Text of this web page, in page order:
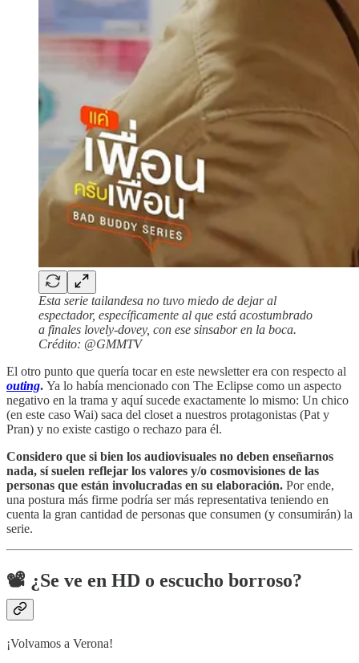
Esta serie tailandesa no tuvo miedo de dejar al
espectador, específicamente al que está acostumbrado
a finales lovely-dovey, con ese sinsabor en la boca.
Crédito: @GMMTV
El otro punto que quería tocar en este newsletter era con respecto al
outing. Ya lo había mencionado con The Eclipse como un aspecto
negativo en la trama y aquí sucede exactamente lo mismo: Un chico
(en este caso Wai) saca del closet a nuestros protagonistas (Pat y
Pran) y no existe castigo o rechazo para él.
Considero que si bien los audiovisuales no deben enseñarnos
nada, sí suelen reflejar los valores y/o cosmovisiones de las
personas que están involucradas en su elaboración. Por ende,
una postura más firme podría ser más representativa teniendo en
cuenta la gran cantidad de personas que consumen (y consumirán) la
serie.
📽 ¿Se ve en HD o escucho borroso?
¡Volvamos a Verona!